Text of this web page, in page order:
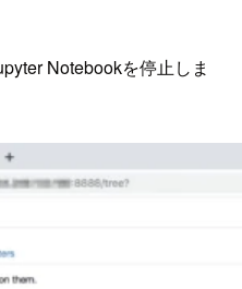
Notebookを停止しま